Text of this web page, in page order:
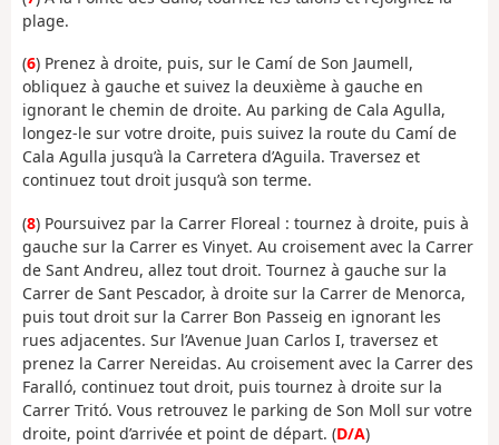
plage.
(6) Prenez à droite, puis, sur le Camí de Son Jaumell,
obliquez à gauche et suivez la deuxième à gauche en
ignorant le chemin de droite. Au parking de Cala Agulla,
longez-le sur votre droite, puis suivez la route du Camí de
Cala Agulla jusqu’à la Carretera d’Aguila. Traversez et
continuez tout droit jusqu’à son terme.
(8) Poursuivez par la Carrer Floreal : tournez à droite, puis à
gauche sur la Carrer es Vinyet. Au croisement avec la Carrer
de Sant Andreu, allez tout droit. Tournez à gauche sur la
Carrer de Sant Pescador, à droite sur la Carrer de Menorca,
puis tout droit sur la Carrer Bon Passeig en ignorant les
rues adjacentes. Sur l’Avenue Juan Carlos I, traversez et
prenez la Carrer Nereidas. Au croisement avec la Carrer des
Faralló, continuez tout droit, puis tournez à droite sur la
Carrer Tritó. Vous retrouvez le parking de Son Moll sur votre
droite, point d’arrivée et point de départ. (D/A)